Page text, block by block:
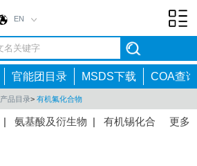
EN
官能团目录 MSDS下载 COA查询
产品目录> 有机氟化合物
更多
| 氨基酸及衍生物 | 有机锡化合